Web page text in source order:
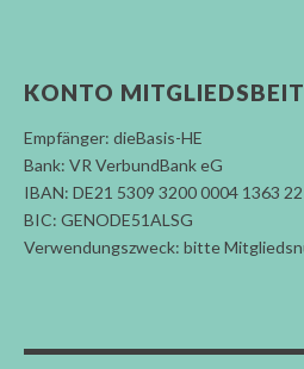
KONTO
Empfänger: dieBasis-HE
Bank: VR VerbundBank eG
IBAN: DE21 5309 3200 0004 1363 22
BIC: GENODE51ALSG
Verwendungszweck: bitte